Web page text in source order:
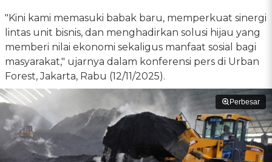
"Kini kami memasuki babak baru, memperkuat sinergi
lintas unit bisnis, dan menghadirkan solusi hijau yang
memberi nilai ekonomi sekaligus manfaat sosial bagi
masyarakat," ujarnya dalam konferensi pers di Urban
Forest, Jakarta, Rabu (12/11/2025).
Perbesar